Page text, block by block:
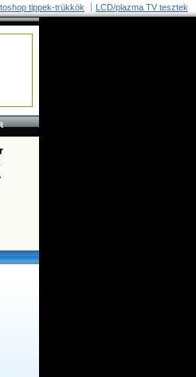
tippek-trükkök LCD/plazma TV tesztek